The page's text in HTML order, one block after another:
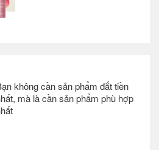
không cần sản phẩm đắt tiền
mà là cần sản phẩm phù hợp